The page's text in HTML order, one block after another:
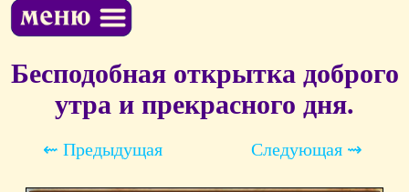
Бесподобная открытка доброго
утра и прекрасного дня.
⇜ Предыдущая Следующая ⇝